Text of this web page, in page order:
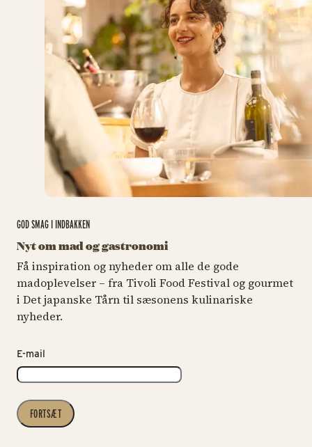
GOD SMAG I INDBAKKEN
Nyt om mad og gastronomi
Få inspiration og nyheder om alle de gode
madoplevelser – fra Tivoli Food Festival og gourmet
i Det japanske Tårn til sæsonens kulinariske
nyheder.
E-mail
FORTSÆT